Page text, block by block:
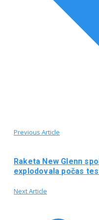
Previous Article
Raketa New Glenn
explodovala počas
Next Article